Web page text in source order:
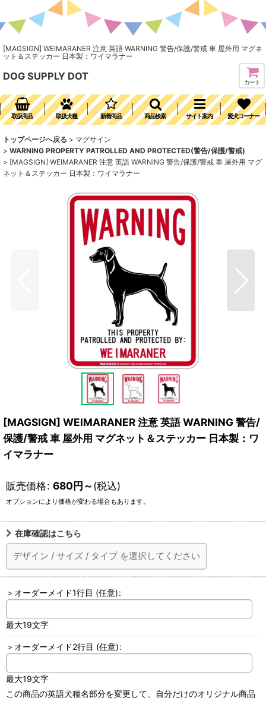
[MAGSIGN] WEIMARANER 注意 英語 WARNING 警告/保護/警戒 車 屋外用 マグネ
ット＆ステッカー 日本製：ワイマラナー
DOG SUPPLY DOT
カート
取扱商品 取扱犬種 新着商品 商品検索 サイト案内 愛犬コーナー
トップページへ戻る > マグサイン
> WARNING PROPERTY PATROLLED AND PROTECTED(警告/保護/警戒)
> [MAGSIGN] WEIMARANER 注意 英語 WARNING 警告/保護/警戒 車 屋外用 マグ
ネット＆ステッカー 日本製：ワイマラナー
[MAGSIGN] WEIMARANER 注意 英語 WARNING 警告/
保護/警戒 車 屋外用 マグネット＆ステッカー 日本製：ワ
イマラナー
販売価格: 680円～(税込)
オプションにより価格が変わる場合もあります。
在庫確認はこちら
デザイン / サイズ / タイプ を選択してください
＞オーダーメイド1行目 (任意):
最大19文字
＞オーダーメイド2行目 (任意):
最大19文字
この商品の英語犬種名部分を変更して、自分だけのオリジナル商品